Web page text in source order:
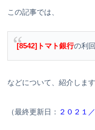
この記事では、
[8542]トマト銀行の利
などについて、紹介します
（最終更新日： ２０２１